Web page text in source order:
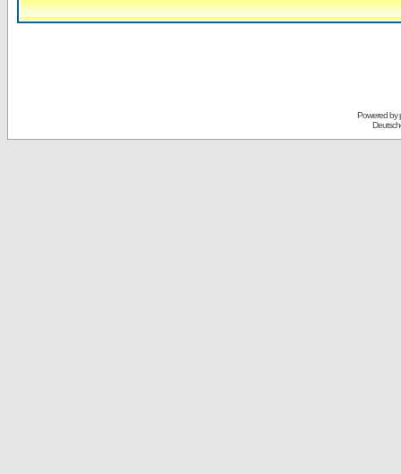
Powered by